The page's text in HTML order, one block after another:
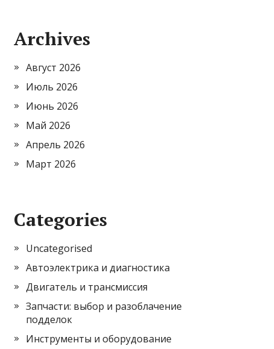
Archives
Август 2026
Июль 2026
Июнь 2026
Май 2026
Апрель 2026
Март 2026
Categories
Uncategorised
Автоэлектрика и диагностика
Двигатель и трансмиссия
Запчасти: выбор и разоблачение
подделок
Инструменты и оборудование